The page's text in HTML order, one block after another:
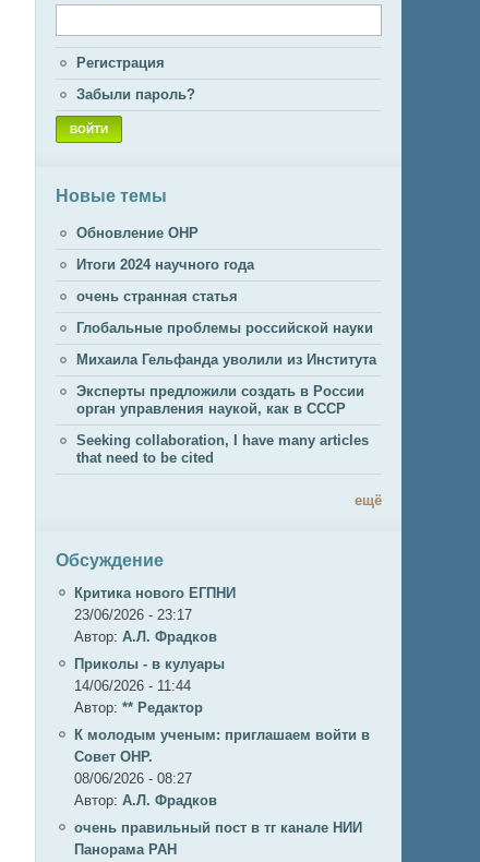
Регистрация
Забыли пароль?
Новые темы
Обновление ОНР
Итоги 2024 научного года
очень странная статья
Глобальные проблемы российской науки
Михаила Гельфанда уволили из Института
Эксперты предложили создать в России
орган управления наукой, как в СССР
Seeking collaboration, I have many articles
that need to be cited
ещё
Обсуждение
Критика нового ЕГПНИ
23/06/2026 - 23:17
Автор: А.Л. Фрадков
Приколы - в кулуары
14/06/2026 - 11:44
Автор: ** Редактор
К молодым ученым: приглашаем войти в
Совет ОНР.
08/06/2026 - 08:27
Автор: А.Л. Фрадков
очень правильный пост в тг канале НИИ
Панорама РАН